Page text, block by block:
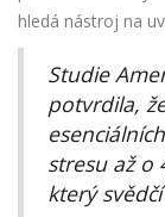
hledá nástroj na
Studie
potvrdila,
stresu až o
který